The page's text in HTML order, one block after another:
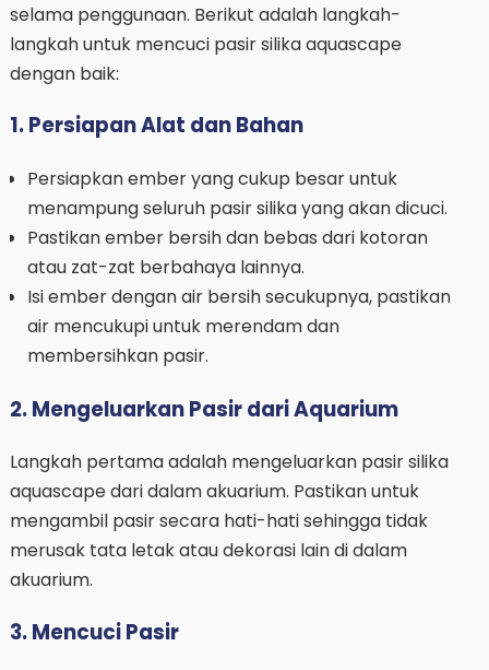
selama penggunaan. Berikut adalah langkah-
langkah untuk mencuci pasir silika aquascape
dengan baik:
1. Persiapan Alat dan Bahan
Persiapkan ember yang cukup besar untuk
menampung seluruh pasir silika yang akan dicuci.
Pastikan ember bersih dan bebas dari kotoran
atau zat-zat berbahaya lainnya.
Isi ember dengan air bersih secukupnya, pastikan
air mencukupi untuk merendam dan
membersihkan pasir.
2. Mengeluarkan Pasir dari Aquarium
Langkah pertama adalah mengeluarkan pasir silika
aquascape dari dalam akuarium. Pastikan untuk
mengambil pasir secara hati-hati sehingga tidak
merusak tata letak atau dekorasi lain di dalam
akuarium.
3. Mencuci Pasir